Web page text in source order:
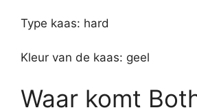
Type kaas: hard
Kleur van de kaas: geel
Waar komt